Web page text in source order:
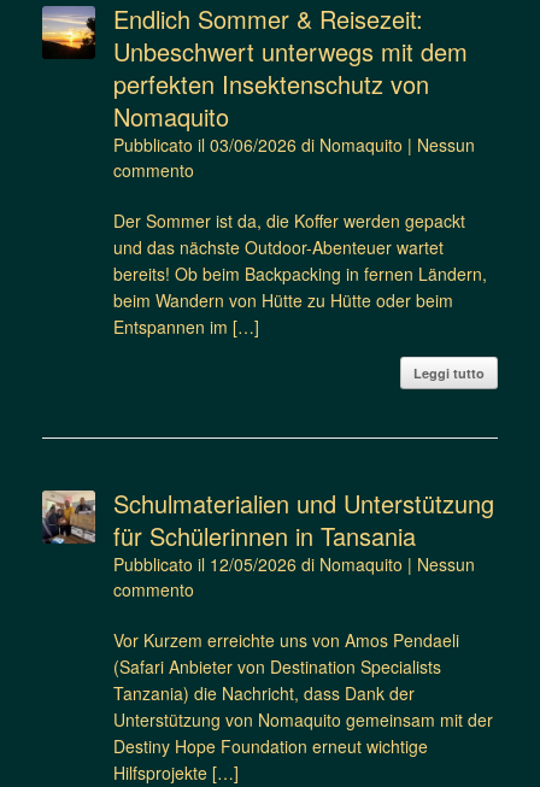
Endlich Sommer & Reisezeit:
Unbeschwert unterwegs mit dem
perfekten Insektenschutz von
Nomaquito
Pubblicato il 03/06/2026 di Nomaquito | Nessun
commento
Der Sommer ist da, die Koffer werden gepackt
und das nächste Outdoor-Abenteuer wartet
bereits! Ob beim Backpacking in fernen Ländern,
beim Wandern von Hütte zu Hütte oder beim
Entspannen im […]
Leggi tutto
Schulmaterialien und Unterstützung
für Schülerinnen in Tansania
Pubblicato il 12/05/2026 di Nomaquito | Nessun
commento
Vor Kurzem erreichte uns von Amos Pendaeli
(Safari Anbieter von Destination Specialists
Tanzania) die Nachricht, dass Dank der
Unterstützung von Nomaquito gemeinsam mit der
Destiny Hope Foundation erneut wichtige
Hilfsprojekte […]